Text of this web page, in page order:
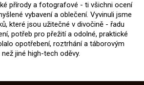
přírody a fotografové - ti všichni ocení
vybavení a oblečení. Vyvinuli jsme
které jsou užitečné v divočině - řadu
potřeb pro přežití a odolné, praktické
opotřebení, roztrhání a táborovým
jiné high-tech oděvy.